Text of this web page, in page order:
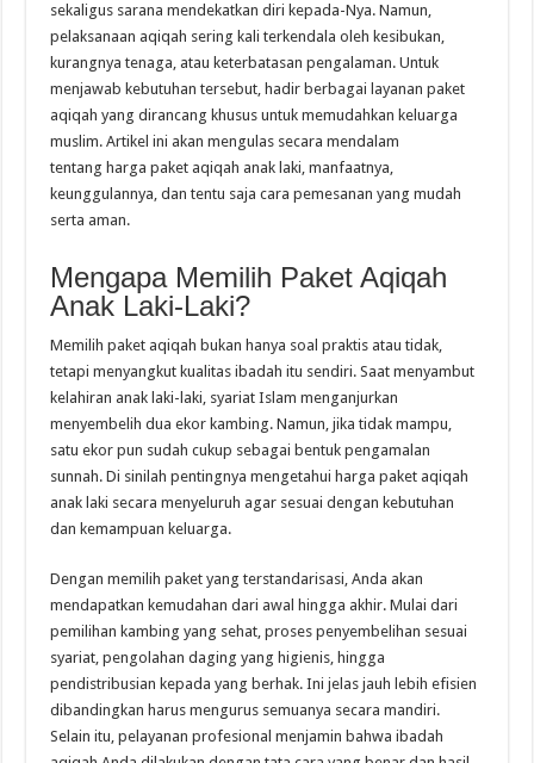
sekaligus sarana mendekatkan diri kepada-Nya. Namun,
pelaksanaan aqiqah sering kali terkendala oleh kesibukan,
kurangnya tenaga, atau keterbatasan pengalaman. Untuk
menjawab kebutuhan tersebut, hadir berbagai layanan paket
aqiqah yang dirancang khusus untuk memudahkan keluarga
muslim. Artikel ini akan mengulas secara mendalam
tentang harga paket aqiqah anak laki, manfaatnya,
keunggulannya, dan tentu saja cara pemesanan yang mudah
serta aman.
Mengapa Memilih Paket Aqiqah
Anak Laki-Laki?
Memilih paket aqiqah bukan hanya soal praktis atau tidak,
tetapi menyangkut kualitas ibadah itu sendiri. Saat menyambut
kelahiran anak laki-laki, syariat Islam menganjurkan
menyembelih dua ekor kambing. Namun, jika tidak mampu,
satu ekor pun sudah cukup sebagai bentuk pengamalan
sunnah. Di sinilah pentingnya mengetahui harga paket aqiqah
anak laki secara menyeluruh agar sesuai dengan kebutuhan
dan kemampuan keluarga.
Dengan memilih paket yang terstandarisasi, Anda akan
mendapatkan kemudahan dari awal hingga akhir. Mulai dari
pemilihan kambing yang sehat, proses penyembelihan sesuai
syariat, pengolahan daging yang higienis, hingga
pendistribusian kepada yang berhak. Ini jelas jauh lebih efisien
dibandingkan harus mengurus semuanya secara mandiri.
Selain itu, pelayanan profesional menjamin bahwa ibadah